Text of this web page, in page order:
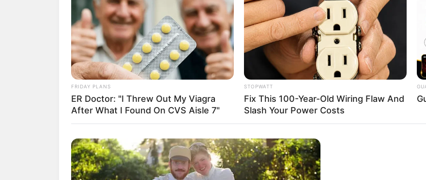
เด่นเรื่องหน้าที่การงานที่มีเข้ามาให้ได้ทำอย่างเต็มไม้เต็มมือ มีโอกาสได้ส
ตัวเอง จะหยิบจะจับอะไรก็ประสบความสำเร็จ เพียงแต่ว่าอย่าทำอะไรที่
ให้ธุรกิจที่เริ่มทำเกิดความมั่นคงในอนาคตข้างหน้า ช่วงที่ดีในการลงทุนจะ
พฤษภาคมไปแล้ว
ระวังเรื่องการไว้ใจคนอื่นในเรื่องเงินทองจะนำความเดือดร้อนหรือภาระม
เสริมดวง: ให้ทำบุญด้าน การสร้างพระ หรือ ร่วมเป็นเจ้าภาพงานอุปสม
สามเณร
FRIDAY PLANS
ER Doctor: "I Threw Out My Viagra
After What I Found On CVS Aisle 7"
STOPWATT
Fix This 100-Year-Old Wiring Flaw And
Slash Your Power Costs